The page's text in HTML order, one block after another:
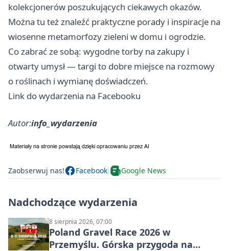
kolekcjonerów poszukujących ciekawych okazów.
Można tu też znaleźć praktyczne porady i inspiracje na
wiosenne metamorfozy zieleni w domu i ogrodzie.
Co zabrać ze sobą: wygodne torby na zakupy i
otwarty umysł — targi to dobre miejsce na rozmowy
o roślinach i wymianę doświadczeń.
Link do wydarzenia na Facebooku
Autor:info_wydarzenia
Zaobserwuj nas! Facebook Google News
Nadchodzące wydarzenia
8 sierpnia 2026, 07:00
Poland Gravel Race 2026 w
Przemyślu. Górska przygoda na